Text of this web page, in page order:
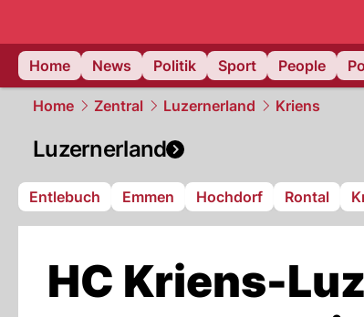
Home
News Politik Sport People
Home Zentral Luzernerland Kriens
Luzernerland
Entlebuch Emmen Hochdorf Rontal
HC Kriens-